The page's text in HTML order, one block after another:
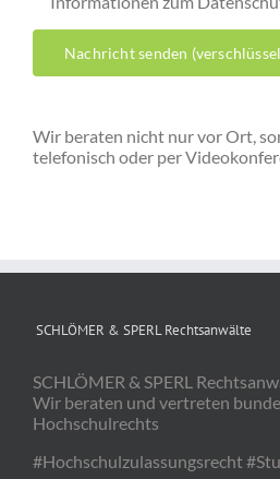
Wir beraten nicht nur vor Ort,
telefonisch oder per
SCHLÖMER & SPERL Rechtsanwälte
SCHLÖMER & SPERL
Wir beraten und vertreten
Hochschulrechts
#Hochschulzulassungsrecht